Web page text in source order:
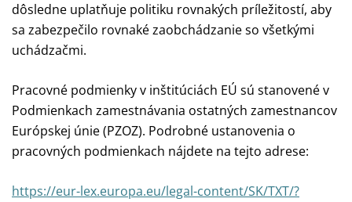
dôsledne uplatňuje politiku rovnakých príležitostí, aby
sa zabezpečilo rovnaké zaobchádzanie so všetkými
uchádzačmi.
Pracovné podmienky v inštitúciách EÚ sú stanovené v
Podmienkach zamestnávania ostatných zamestnancov
Európskej únie (PZOZ). Podrobné ustanovenia o
pracovných podmienkach nájdete na tejto adrese:
https://eur-lex.europa.eu/legal-content/SK/TXT/?